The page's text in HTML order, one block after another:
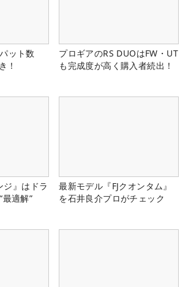
ット数
！
プロギアのRS DUOはFW・UT
も完成度が高く購入者続出！
ジ』はドラ
適解”
最新モデル『FJクオンタム』
を石井良介プロがチェック